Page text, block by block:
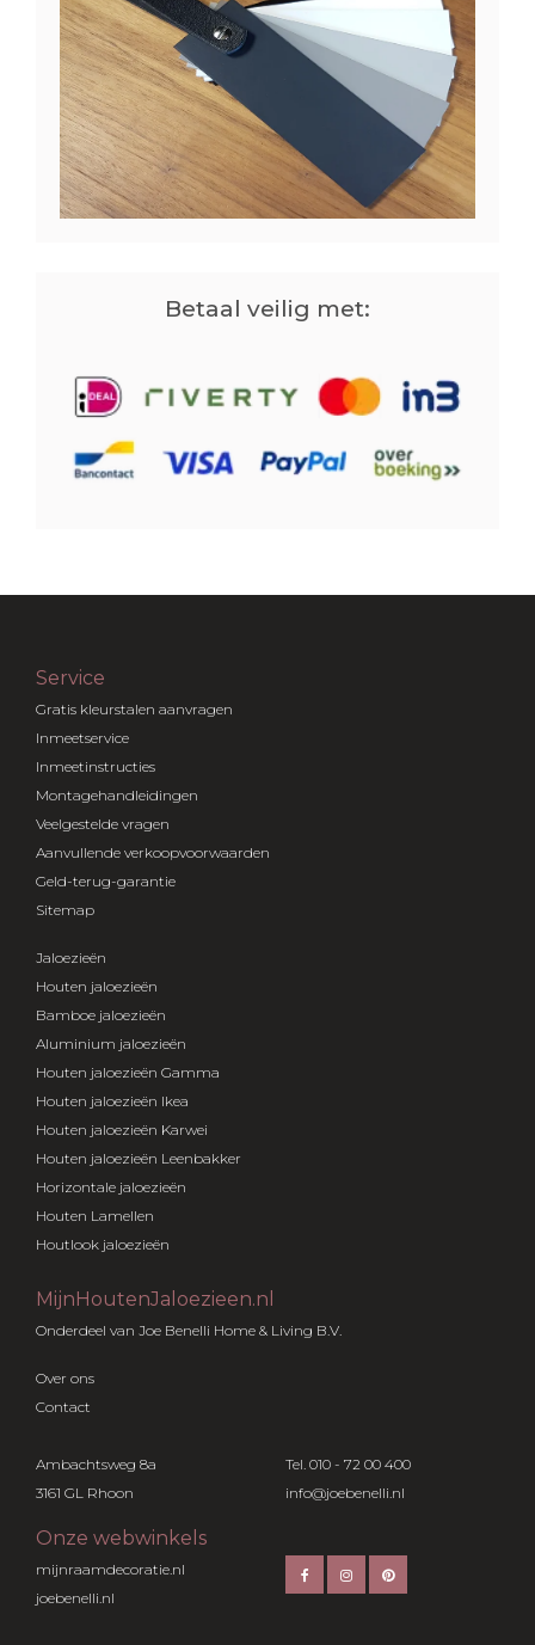
Betaal veilig met:
Service
Gratis kleurstalen aanvragen
Inmeetservice
Inmeetinstructies
Montagehandleidingen
Veelgestelde vragen
Aanvullende verkoopvoorwaarden
Geld-terug-garantie
Sitemap
Jaloezieën
Houten jaloezieën
Bamboe jaloezieën
Aluminium jaloezieën
Houten jaloezieën Gamma
Houten jaloezieën Ikea
Houten jaloezieën Karwei
Houten jaloezieën Leenbakker
Horizontale jaloezieën
Houten Lamellen
Houtlook jaloezieën
MijnHoutenJaloezieen.nl
Onderdeel van Joe Benelli Home & Living B.V.
Over ons
Contact
Ambachtsweg 8a
3161 GL Rhoon
Tel. 010 - 72 00 400
info@joebenelli.nl
Onze webwinkels
mijnraamdecoratie.nl
joebenelli.nl